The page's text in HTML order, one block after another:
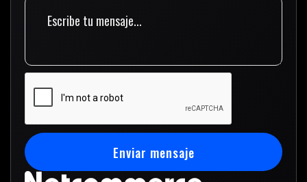
Enviar mensaje
Enviar mensaje